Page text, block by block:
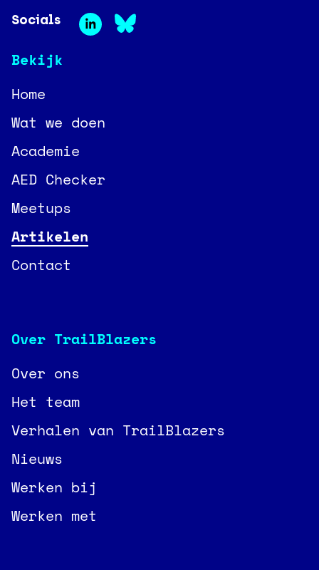
Socials
Bekijk
Home
Wat we doen
Academie
AED Checker
Meetups
Artikelen
Contact
Over TrailBlazers
Over ons
Het team
Verhalen van TrailBlazers
Nieuws
Werken bij
Werken met